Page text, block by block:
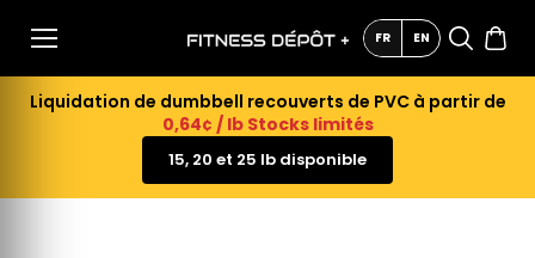
CONTE
NU FR EN
Liquidation de dumbbell recouverts de PVC à partir de
0,64¢ / lb Stocks limités
15, 20 et 25 lb disponible